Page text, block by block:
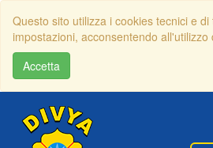
Questo sito utilizza i cookies tecnici e
impostazioni, acconsentendo
Accetta